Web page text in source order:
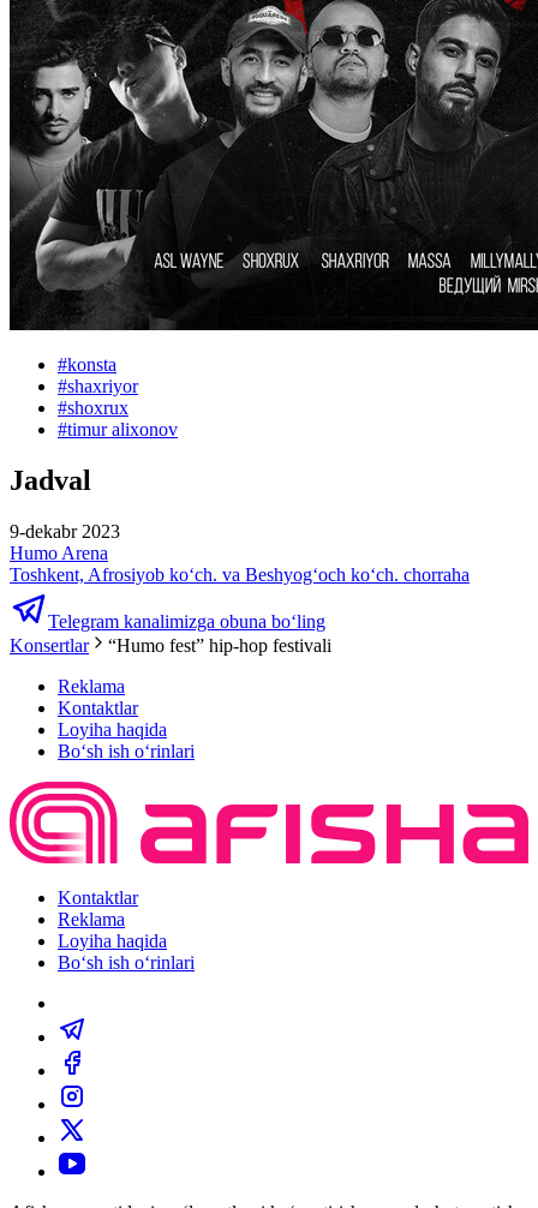
#konsta
#shaxriyor
#shoxrux
#timur alixonov
Jadval
9-dekabr 2023
Humo Arena
Toshkent, Afrosiyob ko‘ch. va Beshyog‘och ko‘ch. chorraha
Telegram kanalimizga obuna bo‘ling
Konsertlar
“Humo fest” hip-hop festivali
Reklama
Kontaktlar
Loyiha haqida
Bo‘sh ish o‘rinlari
Kontaktlar
Reklama
Loyiha haqida
Bo‘sh ish o‘rinlari